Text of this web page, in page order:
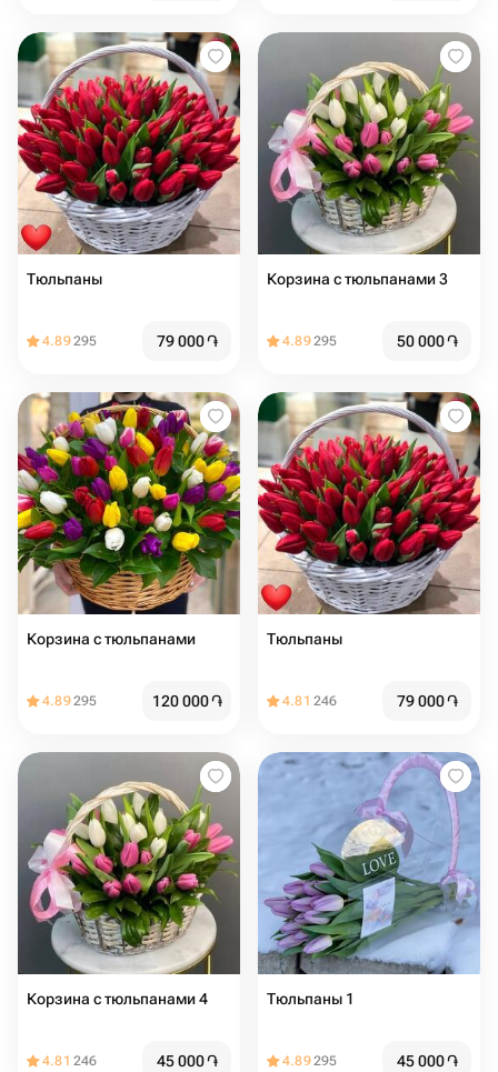
Тюльпаны
4.89295 79 000֏
Корзина с тюльпанами 3
4.89295 50 000֏
Корзина с тюльпанами
4.89295 120 000֏
Тюльпаны
4.81 246 79 000֏
Корзина с тюльпанами 4
4.81 246 45 000֏
Тюльпаны 1
4.89295 45 000֏